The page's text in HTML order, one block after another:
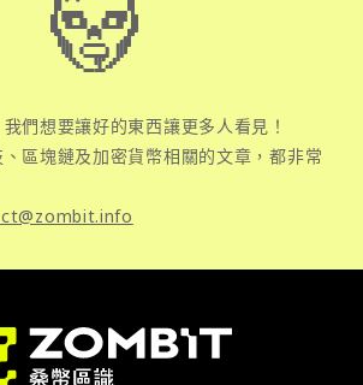
們想要讓好的東西讓更多人看見！
區塊鏈及加密貨幣相關的文章，都非常